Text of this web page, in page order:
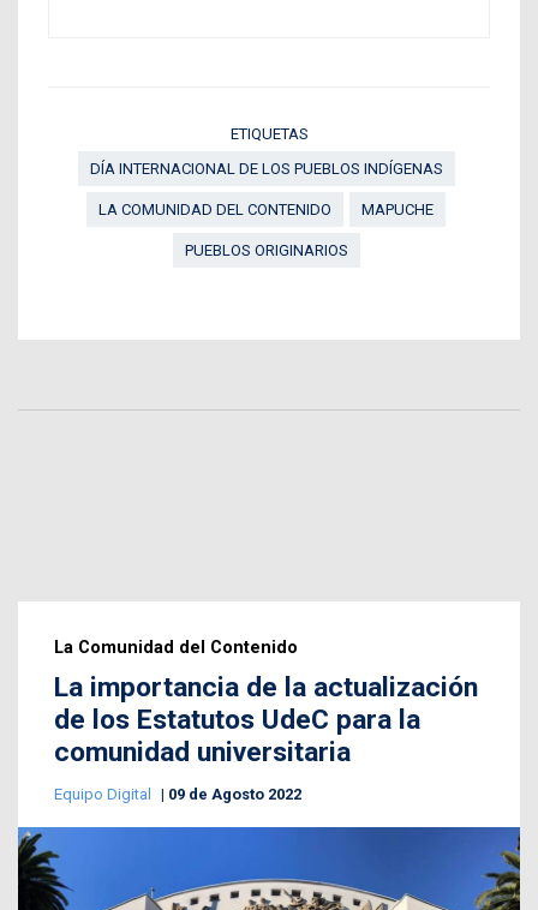
ETIQUETAS
DÍA INTERNACIONAL DE LOS PUEBLOS INDÍGENAS
LA COMUNIDAD DEL CONTENIDO MAPUCHE
PUEBLOS ORIGINARIOS
La Comunidad del Contenido
La importancia de la actualización
de los Estatutos UdeC para la
comunidad universitaria
Equipo Digital 09 de Agosto 2022